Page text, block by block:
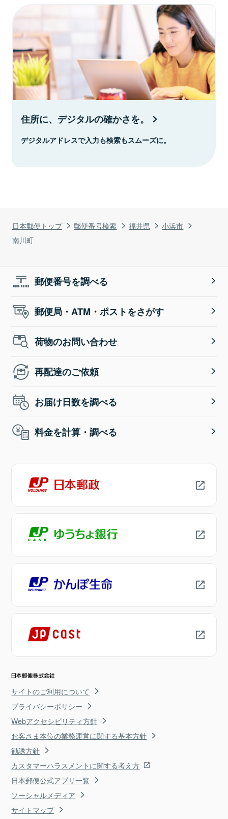
日本郵便トップ 郵便番号検索 福井県
小浜市
南川町
住所に、デジタルの確かさを。
デジタルアドレスで入力も検索もスムーズに。
郵便番号を調べる
郵便局・ATM・ポストをさがす
荷物のお問い合わせ
再配達のご依頼
お届け日数を調べる
料金を計算・調べる
サイトのご利用について
プライバシーポリシー
Webアクセシビリティ方針
お客さま本位の業務運営に関する基本方針
勧誘方針
カスタマーハラスメントに関する考え方
日本郵便公式アプリ一覧
ソーシャルメディア
サイトマップ